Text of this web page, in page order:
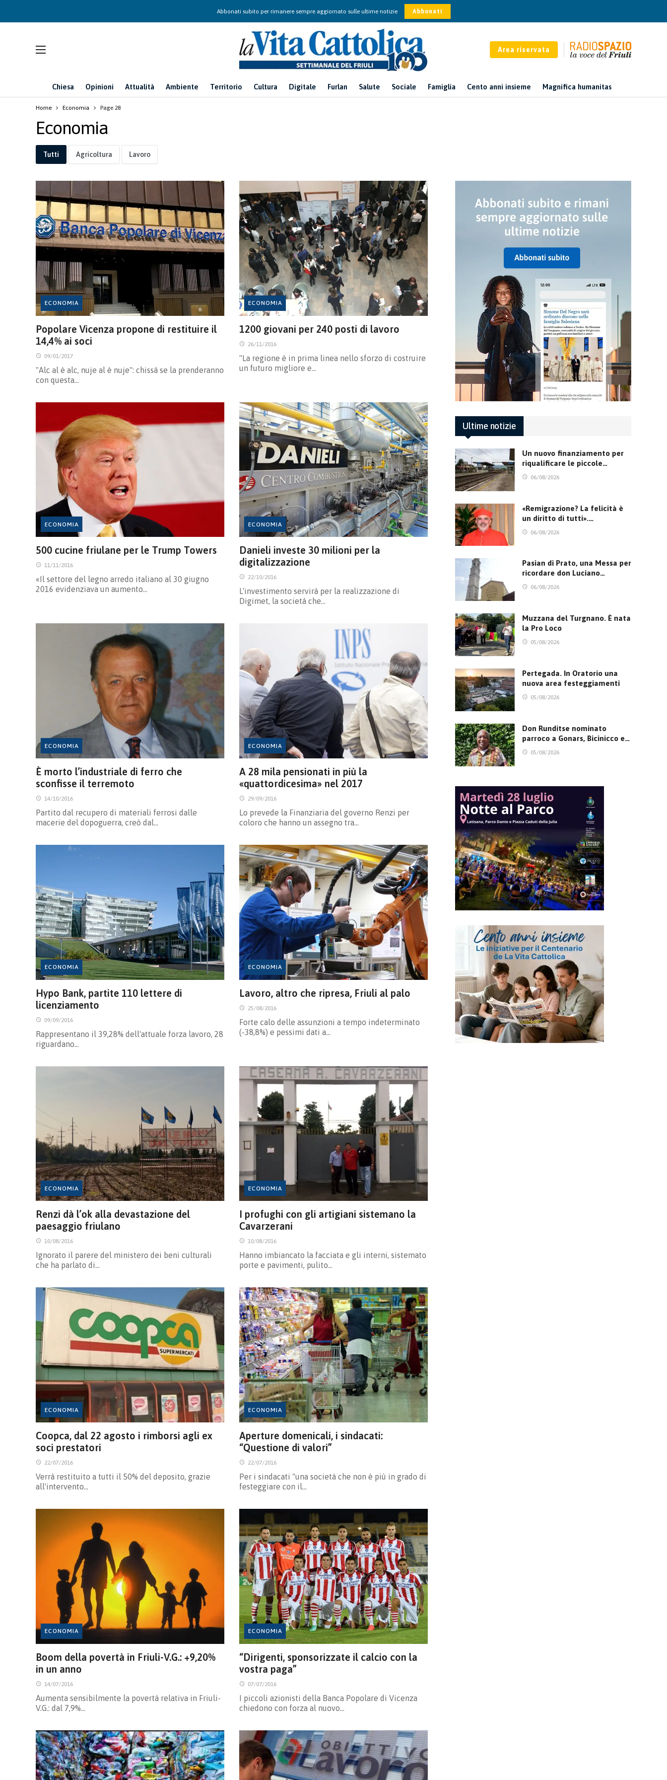
Abbonati subito per rimanere sempre aggiornato sulle ultime notizie Abbonati
Area riservata
Chiesa Opinioni Attualità Ambiente Territorio Cultura Digitale Furlan Salute Sociale Famiglia Cento anni insieme Magnifica humanitas
Home Economia Page 28
Economia
Tutti Agricoltura Lavoro
ECONOMIA
Popolare Vicenza propone di restituire il
14,4% ai soci
09/01/2017
"Alc al è alc, nuje al è nuje": chissà se la prenderanno
con questa…
ECONOMIA
1200 giovani per 240 posti di lavoro
26/11/2016
"La regione è in prima linea nello sforzo di costruire
un futuro migliore e…
ECONOMIA
500 cucine friulane per le Trump Towers
11/11/2016
«Il settore del legno arredo italiano al 30 giugno
2016 evidenziava un aumento…
ECONOMIA
Danieli investe 30 milioni per la
digitalizzazione
22/10/2016
L'investimento servirà per la realizzazione di
Digimet, la società che…
ECONOMIA
È morto l’industriale di ferro che
sconfisse il terremoto
14/10/2016
Partito dal recupero di materiali ferrosi dalle
macerie del dopoguerra, creò dal…
ECONOMIA
A 28 mila pensionati in più la
«quattordicesima» nel 2017
29/09/2016
Lo prevede la Finanziaria del governo Renzi per
coloro che hanno un assegno tra…
ECONOMIA
Hypo Bank, partite 110 lettere di
licenziamento
09/09/2016
Rappresentano il 39,28% dell'attuale forza lavoro, 28
riguardano…
ECONOMIA
Lavoro, altro che ripresa, Friuli al palo
25/08/2016
Forte calo delle assunzioni a tempo indeterminato
(-38,8%) e pessimi dati a…
ECONOMIA
Renzi dà l’ok alla devastazione del
paesaggio friulano
10/08/2016
Ignorato il parere del ministero dei beni culturali
che ha parlato di…
ECONOMIA
I profughi con gli artigiani sistemano la
Cavarzerani
10/08/2016
Hanno imbiancato la facciata e gli interni, sistemato
porte e pavimenti, pulito…
ECONOMIA
Coopca, dal 22 agosto i rimborsi agli ex
soci prestatori
22/07/2016
Verrà restituito a tutti il 50% del deposito, grazie
all'intervento…
ECONOMIA
Aperture domenicali, i sindacati:
“Questione di valori”
22/07/2016
Per i sindacati "una società che non è più in grado di
festeggiare con il…
ECONOMIA
Boom della povertà in Friuli-V.G.: +9,20%
in un anno
14/07/2016
Aumenta sensibilmente la povertà relativa in Friuli-
V.G.: dal 7,9%…
ECONOMIA
“Dirigenti, sponsorizzate il calcio con la
vostra paga”
07/07/2016
I piccoli azionisti della Banca Popolare di Vicenza
chiedono con forza al nuovo…
Ultime notizie
Un nuovo finanziamento per
riqualificare le piccole…
06/08/2026
«Remigrazione? La felicità è
un diritto di tutti».…
06/08/2026
Pasian di Prato, una Messa per
ricordare don Luciano…
06/08/2026
Muzzana del Turgnano. È nata
la Pro Loco
05/08/2026
Pertegada. In Oratorio una
nuova area festeggiamenti
05/08/2026
Don Runditse nominato
parroco a Gonars, Bicinicco e…
05/08/2026